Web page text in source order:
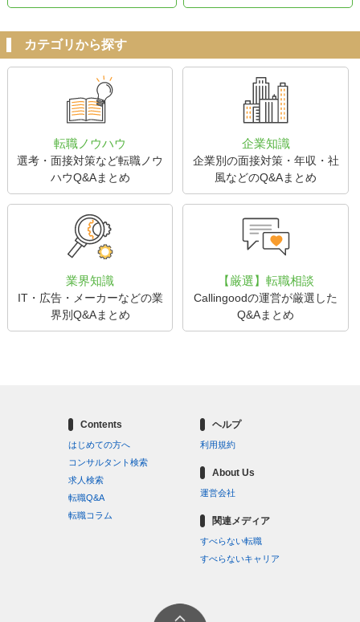
カテゴリから探す
転職ノウハウ
選考・面接対策など転職ノウ
ハウQ&Aまとめ
企業知識
企業別の面接対策・年収・社
風などのQ&Aまとめ
業界知識
IT・広告・メーカーなどの業
界別Q&Aまとめ
【厳選】転職相談
Callingoodの運営が厳選した
Q&Aまとめ
Contents
はじめての方へ
コンサルタント検索
求人検索
転職Q&A
転職コラム
ヘルプ
利用規約
About Us
運営会社
関連メディア
すべらない転職
すべらないキャリア